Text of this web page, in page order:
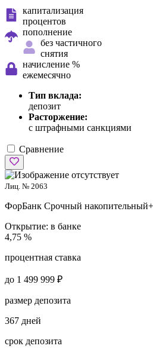
капитализация
процентов
пополнение
без частичного
снятия
начисление %
ежемесячно
Тип вклада:
депозит
Расторжение:
с штрафными санкциями
Сравнение
Лиц. № 2063
ФорБанк Срочный накопительный+
Открытие: в банке
4,75 %
процентная ставка
до 1 499 999 ₽
размер депозита
367 дней
срок депозита